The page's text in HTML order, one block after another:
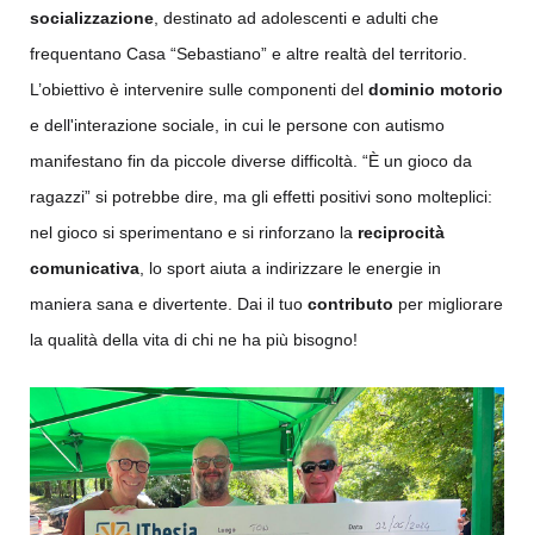
socializzazione , destinato ad adolescenti e adulti che
frequentano Casa “Sebastiano” e altre realtà del territorio.
L’obiettivo è intervenire sulle componenti del dominio motorio
e dell'interazione sociale, in cui le persone con autismo
manifestano fin da piccole diverse difficoltà. “È un gioco da
ragazzi” si potrebbe dire, ma gli effetti positivi sono molteplici:
nel gioco si sperimentano e si rinforzano la reciprocità
comunicativa , lo sport aiuta a indirizzare le energie in
maniera sana e divertente. Dai il tuo contributo per migliorare
la qualità della vita di chi ne ha più bisogno!